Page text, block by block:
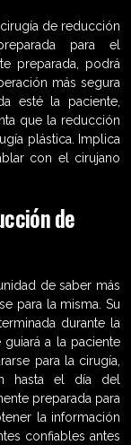
de reducción
para el
preparada, podrá
más segura
esté la paciente,
que la reducción
plástica. Implica
con el cirujano
de
de saber más
para la misma. Su
durante la
a la paciente
para la cirugía,
hasta el día del
preparada para
la información
confiables antes